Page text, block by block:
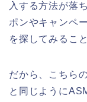
入する方法が落
ポンやキャンペ
を探してみるこ
だから、こちら
と同じように